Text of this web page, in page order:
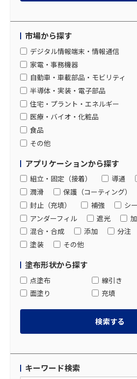
市場から探す
デジタル情報端末・情報通信
家電・事務機器
自動車・車載部品・モビリティ
半導体・実装・電子部品
住宅・プラント・エネルギー
医療・バイオ・化粧品
食品
その他
アプリケーションから探す
組立・固定（接着） 導通
潤滑
保護（コーティング）
封止（充填）
補強
シ
アンダーフィル
遮光
混合・合成
添加 分注
塗装
その他
塗布形状から探す
点塗布
線引き
面塗り
充填
キーワード検索